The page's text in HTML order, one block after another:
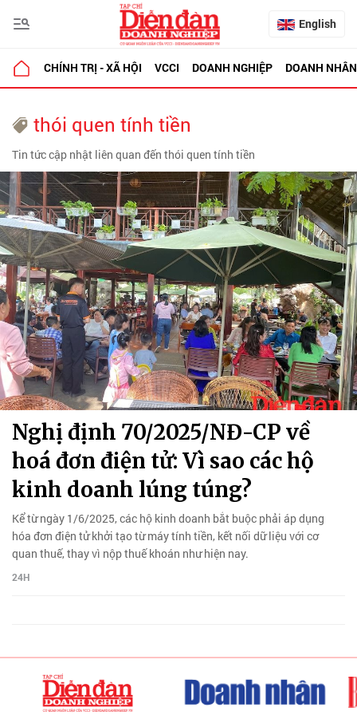
English
CHÍNH TRỊ - XÃ HỘI VCCI DOANH NGHIỆP DOANH NHÂN
thói quen tính tiền
Tin tức cập nhật liên quan đến thói quen tính tiền
Nghị định 70/2025/NĐ-CP về
hoá đơn điện tử: Vì sao các hộ
kinh doanh lúng túng?
Kể từ ngày 1/6/2025, các hộ kinh doanh bắt buộc phải áp dụng
hóa đơn điện tử khởi tạo từ máy tính tiền, kết nối dữ liệu với cơ
quan thuế, thay vì nộp thuế khoán như hiện nay.
24H